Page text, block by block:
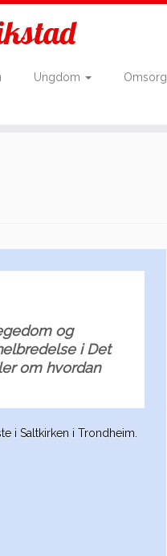
Ungdom Omsorg
og
i Det
om hvordan
i Saltkirken i Trondheim.